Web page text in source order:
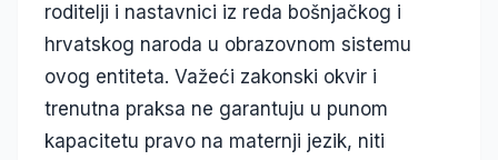
roditelji i nastavnici iz reda bošnjačkog i
hrvatskog naroda u obrazovnom sistemu
ovog entiteta. Važeći zakonski okvir i
trenutna praksa ne garantuju u punom
kapacitetu pravo na maternji jezik, niti